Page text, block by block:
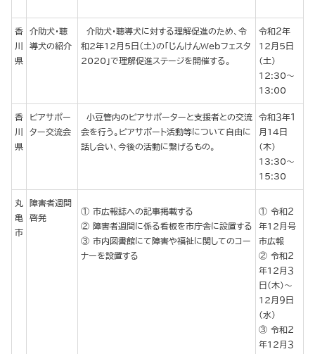
香
川
県
介助犬・聴
導犬の紹介
介助犬・聴導犬に対する理解促進のため、令
和2年12月5日（土）の「じんけんWebフェスタ
2020」で理解促進ステージを開催する。
令和２年
12月５日
（土）
12:30～
13:00
香
川
県
ピアサポー
ター交流会
小豆管内のピアサポーターと支援者との交流
会を行う。ピアサポート活動等について自由に
話し合い、今後の活動に繋げるもの。
令和３年１
月14日
（木）
13:30～
15:30
丸
亀
市
障害者週間
啓発
市広報誌への記事掲載する
障害者週間に係る看板を市庁舎に設置する
市内図書館にて障害や福祉に関してのコー
ナーを設置する
令和２
年12月号
市広報
令和２
年12月３
日(木)～
12月９日
(水)
令和２
年12月３